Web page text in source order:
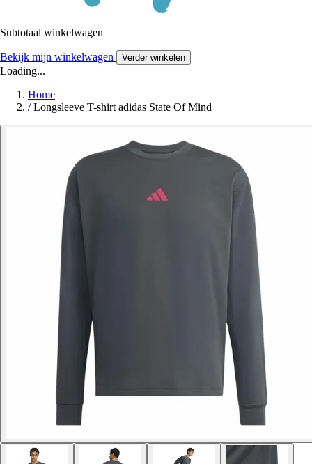
Subtotaal winkelwagen
Bekijk mijn winkelwagen Verder winkelen
Loading...
Home
/ Longsleeve T-shirt adidas State Of Mind